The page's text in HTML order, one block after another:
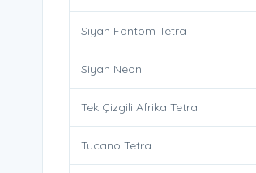
Siyah Fantom Tetra
Siyah Neon
Tek Çizgili Afrika Tetra
Tucano Tetra